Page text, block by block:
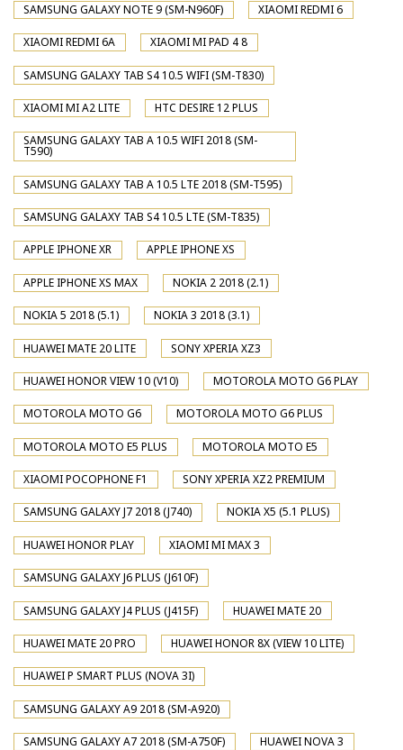
SAMSUNG GALAXY NOTE 9 (SM-N960F) XIAOMI REDMI 6
XIAOMI REDMI 6A XIAOMI MI PAD 4 8
SAMSUNG GALAXY TAB S4 10.5 WIFI (SM-T830)
XIAOMI MI A2 LITE HTC DESIRE 12 PLUS
SAMSUNG GALAXY TAB A 10.5 WIFI 2018 (SM-
T590)
SAMSUNG GALAXY TAB A 10.5 LTE 2018 (SM-T595)
SAMSUNG GALAXY TAB S4 10.5 LTE (SM-T835)
APPLE IPHONE XR APPLE IPHONE XS
APPLE IPHONE XS MAX NOKIA 2 2018 (2.1)
NOKIA 5 2018 (5.1) NOKIA 3 2018 (3.1)
HUAWEI MATE 20 LITE SONY XPERIA XZ3
HUAWEI HONOR VIEW 10 (V10) MOTOROLA MOTO G6 PLAY
MOTOROLA MOTO G6 MOTOROLA MOTO G6 PLUS
MOTOROLA MOTO E5 PLUS MOTOROLA MOTO E5
XIAOMI POCOPHONE F1 SONY XPERIA XZ2 PREMIUM
SAMSUNG GALAXY J7 2018 (J740) NOKIA X5 (5.1 PLUS)
HUAWEI HONOR PLAY XIAOMI MI MAX 3
SAMSUNG GALAXY J6 PLUS (J610F)
SAMSUNG GALAXY J4 PLUS (J415F) HUAWEI MATE 20
HUAWEI MATE 20 PRO HUAWEI HONOR 8X (VIEW 10 LITE)
HUAWEI P SMART PLUS (NOVA 3I)
SAMSUNG GALAXY A9 2018 (SM-A920)
SAMSUNG GALAXY A7 2018 (SM-A750F) HUAWEI NOVA 3